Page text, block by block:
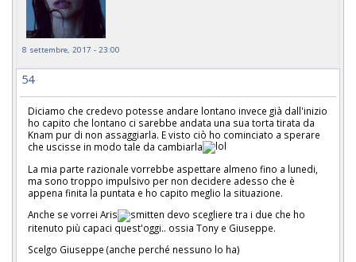
8 settembre, 2017 - 23:00
54
Diciamo che credevo potesse andare lontano invece già dall'inizio
ho capito che lontano ci sarebbe andata una sua torta tirata da
Knam pur di non assaggiarla. E visto ciò ho cominciato a sperare
che uscisse in modo tale da cambiarla
La mia parte razionale vorrebbe aspettare almeno fino a lunedi,
ma sono troppo impulsivo per non decidere adesso che è
appena finita la puntata e ho capito meglio la situazione.
Anche se vorrei Aris
devo scegliere tra i due che ho
ritenuto più capaci quest'oggi.. ossia Tony e Giuseppe.
Scelgo Giuseppe (anche perché nessuno lo ha)